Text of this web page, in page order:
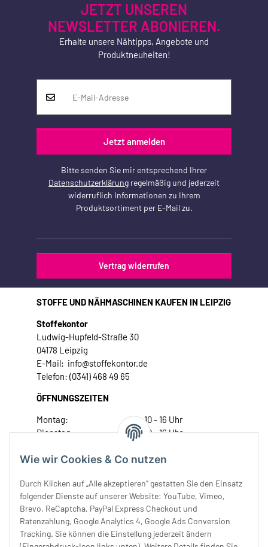
Wie wir Cookies & Co nutzen
Durch Klicken auf „Alle akzeptieren“ gestatten Sie den Einsatz
folgender Dienste auf unserer Website: YouTube, Vimeo,
Brevo, ReCaptcha, PayPal Express Checkout und
Ratenzahlung, Google Analytics 4, Google Ads Conversion
Tracking. Sie können die Einstellung jederzeit ändern
JETZT UNSEREN
NEWSLETTER ABONIEREN.
Erhalte unsere Nähtipps, Angebote und
Produktneuheiten!
Jetzt anmelden
Bitte senden Sie mir entsprechend Ihrer
Datenschutzerklärung regelmäßig und jederzeit
widerruflich Informationen zu Ihrem
Produktsortiment per E-Mail zu.
Vertrag widerrufen
STOFFE UND NÄHMASCHINEN KAUFEN IN LEIPZIG
Stoffekontor
Ludwig-Hupfeld-Straße 30
04178 Leipzig
E-Mail: info@stoffekontor.de
Telefon: (0341) 468 49 65
ÖFFNUNGSZEITEN
Montag:
10 - 16 Uhr
Dienstag:
10 - 16 Uhr
Donnerstag:
10 - 18 Uhr
Samstag:
10 - 14 Uhr
Unser Service
Rechtliches